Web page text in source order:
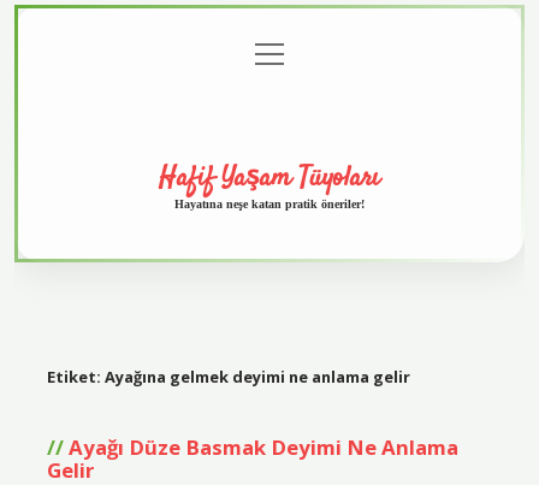
menüyü
aç
Hafif Yaşam Tüyoları
Hayatına neşe katan pratik öneriler!
Etiket: Ayağına gelmek deyimi ne anlama gelir
Ayağı Düze Basmak Deyimi Ne Anlama
Gelir